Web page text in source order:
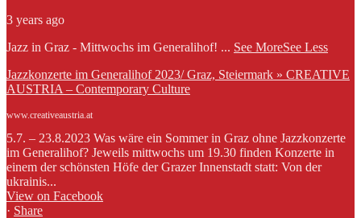
3 years ago
Jazz in Graz - Mittwochs im Generalihof! ... See MoreSee Less
Jazzkonzerte im Generalihof 2023/ Graz, Steiermark » CREATIVE
AUSTRIA – Contemporary Culture
www.creativeaustria.at
5.7. – 23.8.2023 Was wäre ein Sommer in Graz ohne Jazzkonzerte
im Generalihof? Jeweils mittwochs um 19.30 finden Konzerte in
einem der schönsten Höfe der Grazer Innenstadt statt: Von der
ukrainis...
View on Facebook
· Share